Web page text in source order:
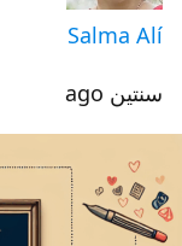
Salma Alí
سنتين ago